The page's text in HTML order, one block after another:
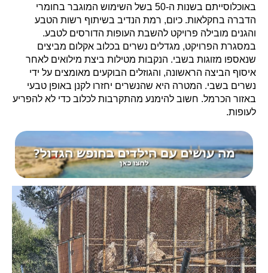
באוכלוסייתם בשנות ה-50 בשל השימוש המוגבר בחומרי
הדברה בחקלאות. כיום, רמת הנדיב בשיתוף רשות הטבע
והגנים מובילה פרויקט להשבת העופות הדורסים לטבע.
במסגרת הפרויקט, מגדלים נשרים בכלוב אקלום מביצים
שנאספו מזוגות בשבי. הנקבות מטילות ביצת מילואים לאחר
איסוף הביצה הראשונה, והגוזלים הבוקעים מאומצים על ידי
נשרים בשבי. המטרה היא שהנשרים יחזרו לקנן באופן טבעי
באזור הכרמל. חשוב להימנע מהתקרבות לכלוב כדי לא להפריע
לעופות.